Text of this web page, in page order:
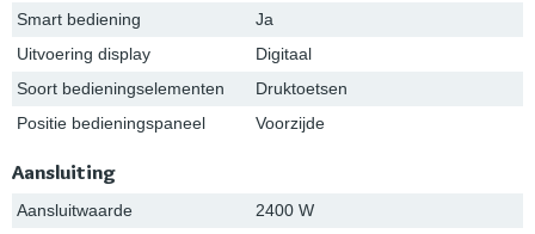
Smart bediening
Ja
Uitvoering display
Digitaal
Soort bedieningselementen
Druktoetsen
Positie bedieningspaneel
Voorzijde
Aansluiting
Aansluitwaarde
2400 W